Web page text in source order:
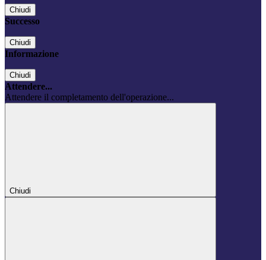
Chiudi
Successo
Chiudi
Informazione
Chiudi
Attendere...
Attendere il completamento dell'operazione...
Chiudi